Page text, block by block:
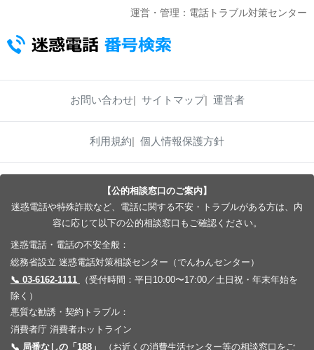
運営・管理：電話トラブル対策センター
お問い合わせ サイトマップ 運営者
利用規約 個人情報保護方針
【公的相談窓口のご案内】
迷惑電話や特殊詐欺など、電話に関する不安・トラブルがある方は、内
容に応じて以下の公的相談窓口もご確認ください。
迷惑電話・電話の不安全般：
総務省設立 迷惑電話対策相談センター（でんわんセンター）
📞 03-6162-1111
（受付時間：平日10:00〜17:00／土日祝・年末年始を
除く）
悪質な勧誘・契約トラブル：
消費者庁 消費者ホットライン
📞 局番なしの「188」
（お近くの消費生活センター等の相談窓口をご